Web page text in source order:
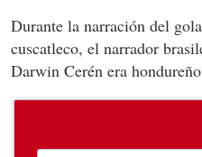
Durante la narración del
cuscatleco, el narrador
Darwin Cerén era